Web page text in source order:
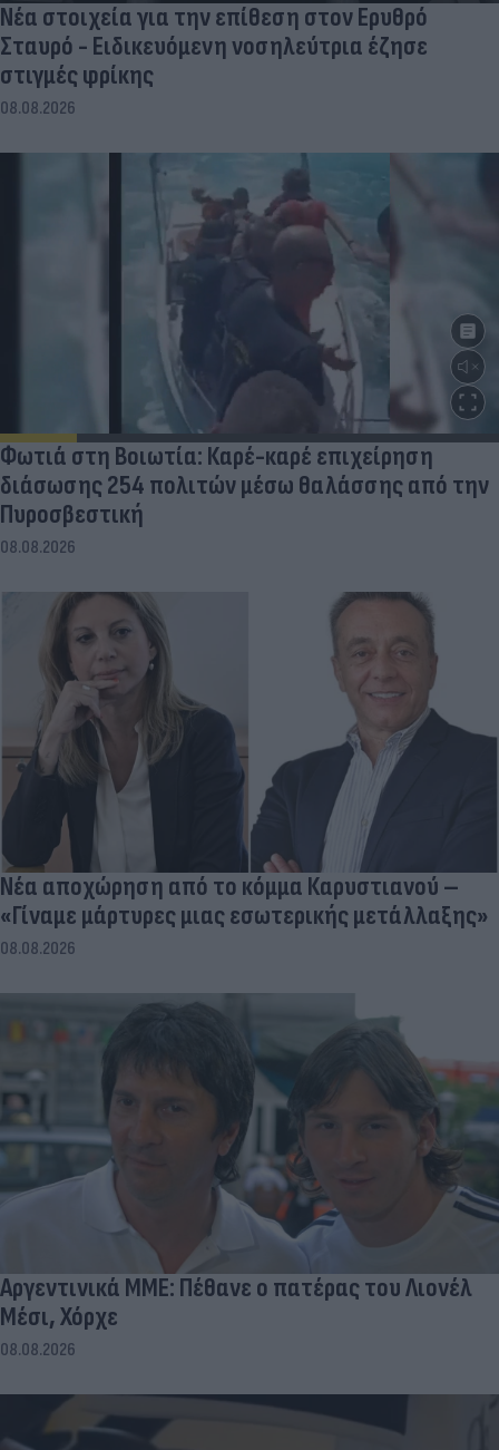
Νέα στοιχεία για την επίθεση στον Ερυθρό
Σταυρό - Ειδικευόμενη νοσηλεύτρια έζησε
στιγμές φρίκης
08.08.2026
Φωτιά στη Βοιωτία: Καρέ-καρέ επιχείρηση
διάσωσης 254 πολιτών μέσω θαλάσσης από την
Πυροσβεστική
08.08.2026
Νέα αποχώρηση από το κόμμα Καρυστιανού –
«Γίναμε μάρτυρες μιας εσωτερικής μετάλλαξης»
08.08.2026
Αργεντινικά ΜΜΕ: Πέθανε ο πατέρας του Λιονέλ
Μέσι, Χόρχε
08.08.2026